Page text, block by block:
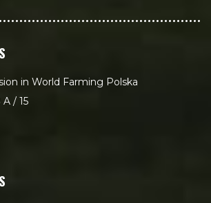
in World Farming Polska
/ 15